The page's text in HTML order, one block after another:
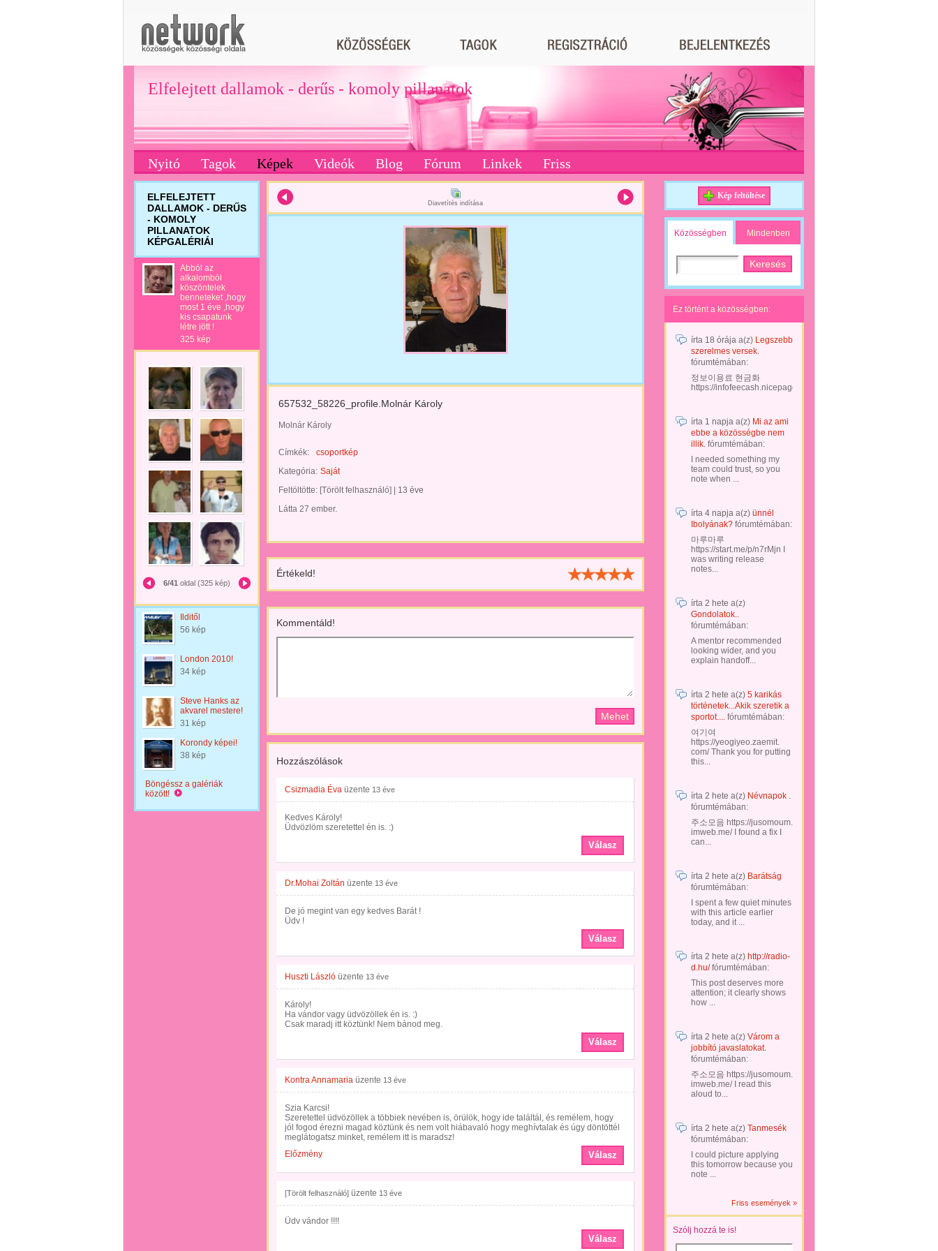
Elfelejtett dallamok - derűs - komoly pillanatok
Nyitó Tagok Képek Videók Blog Fórum Linkek Friss
ELFELEJTETT
DALLAMOK - DERŰS
- KOMOLY
PILLANATOK
KÉPGALÉRIÁI
Abból az
alkalomból
köszöntelek
benneteket ,hogy
most 1 éve ,hogy
kis csapatunk
létre jött !
325 kép
6/41 oldal (325 kép)
Ilditől
56 kép
London 2010!
34 kép
Steve Hanks az
akvarel mestere!
31 kép
Korondy képei!
38 kép
Böngéssz a galériák
között!
Diavetítés indítása
657532_58226_profile.Molnár Károly
Molnár Károly
Címkék:
csoportkép
Kategória: Saját
Feltöltötte: [Törölt felhasználó]
13 éve
Látta 27 ember.
Értékeld!
Kommentáld!
Hozzászólások
Csizmadia Éva üzente 13 éve
Kedves Károly!
Üdvözlöm szeretettel én is. :)
Válasz
Dr.Mohai Zoltán üzente 13 éve
De jó megint van egy kedves Barát !
Üdv !
Válasz
Huszti László üzente 13 éve
Károly!
Ha vándor vagy üdvözöllek én is. :)
Csak maradj itt köztünk! Nem bánod meg.
Válasz
Kontra Annamaria üzente 13 éve
Szia Karcsi!
Szeretettel üdvözöllek a többiek nevében is, örülök, hogy ide találtál, és remélem, hogy
jól fogod érezni magad köztünk és nem volt hiábavaló hogy meghívtalak és úgy döntöttél
meglátogatsz minket, remélem itt is maradsz!
Előzmény
Válasz
[Törölt felhasználó] üzente 13 éve
Üdv vándor !!!!
Válasz
Kép feltöltése
Közösségben Mindenben
Ez történt a közösségben:
írta 18 órája a(z) Legszebb
szerelmes versek.
fórumtémában:
정보이용료 현금화
https://infofeecash.nicepage...
írta 1 napja a(z) Mi az ami
ebbe a közösségbe nem
illik. fórumtémában:
I needed something my
team could trust, so you
note when ...
írta 4 napja a(z) ünnél
Ibolyának? fórumtémában:
마루마루
https://start.me/p/n7rMjn I
was writing release
notes...
írta 2 hete a(z)
Gondolatok..
fórumtémában:
A mentor recommended
looking wider, and you
explain handoff...
írta 2 hete a(z) 5 karikás
történetek...Akik szeretik a
sportot.... fórumtémában:
여기여
https://yeogiyeo.zaemit.
com/ Thank you for putting
this...
írta 2 hete a(z) Névnapok .
fórumtémában:
주소모음 https://jusomoum.
imweb.me/ I found a fix I
can...
írta 2 hete a(z) Barátság
fórumtémában:
I spent a few quiet minutes
with this article earlier
today, and it ...
írta 2 hete a(z) http://radio-
d.hu/fórumtémában:
This post deserves more
attention; it clearly shows
how ...
írta 2 hete a(z) Várom a
jobbító javaslatokat.
fórumtémában:
주소모음 https://jusomoum.
imweb.me/ I read this
aloud to...
írta 2 hete a(z) Tanmesék
fórumtémában:
I could picture applying
this tomorrow because you
note ...
Friss események »
Szólj hozzá te is!